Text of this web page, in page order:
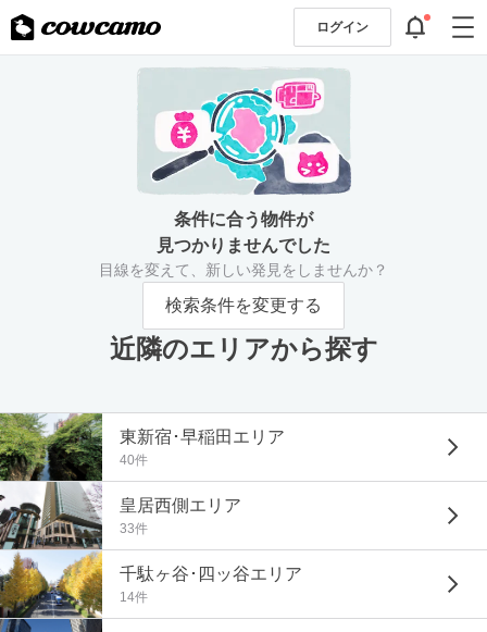
ログイン
条件に合う物件が
見つかりませんでした
目線を変えて、新しい発見をしませんか？
検索条件を変更する
近隣のエリアから探す
東新宿･早稲田エリア
40件
皇居西側エリア
33件
千駄ヶ谷･四ッ谷エリア
14件